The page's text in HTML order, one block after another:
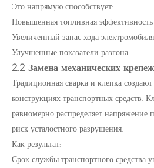
Это напрямую способствует:
Повышенная топливная эффективность
Увеличенный запас хода электромобиля
Улучшенные показатели разгона
2.2 Замена механических
Традиционная сварка и клепка
конструкциях транспортных средств.
равномерно распределяет напряжение
риск усталостного разрушения.
Как результат:
Срок службы транспортного средства